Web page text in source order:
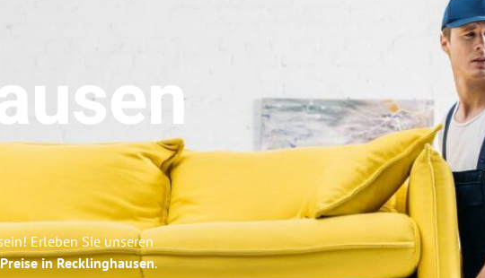
Erleben Sie unseren
in Recklinghausen.